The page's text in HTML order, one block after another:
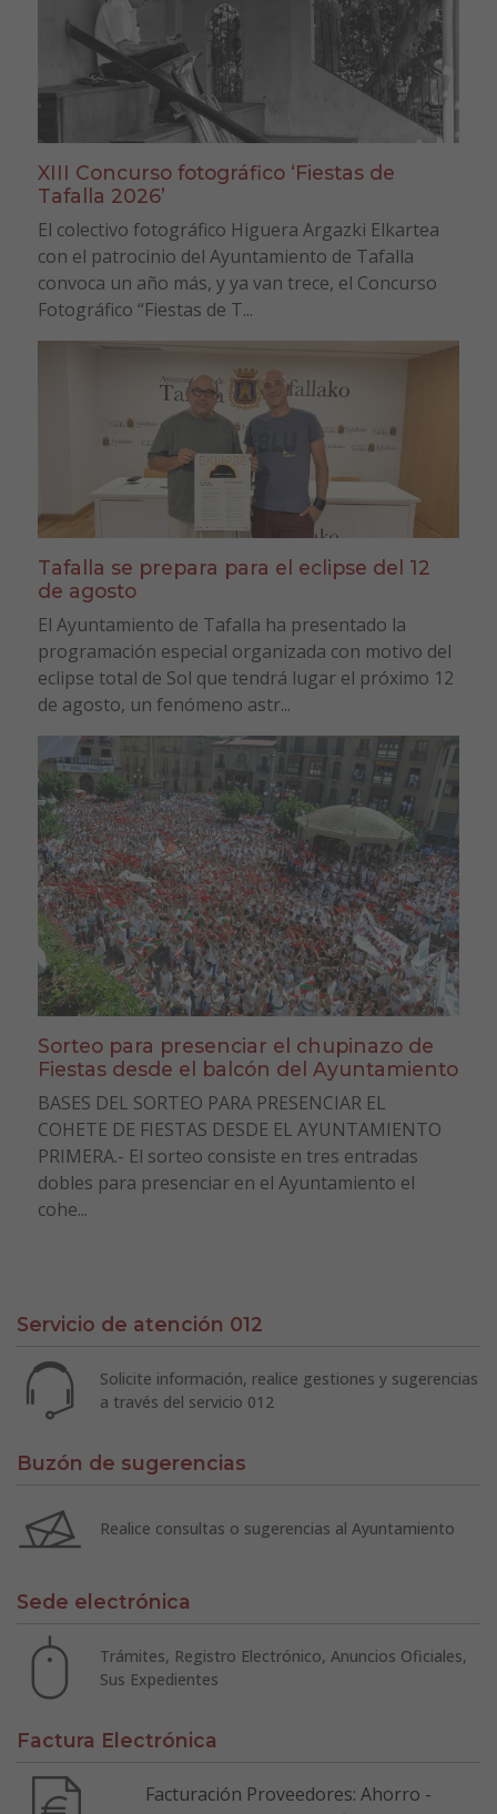
XIII Concurso fotográfico ‘Fiestas de
Tafalla 2026’
El colectivo fotográfico Higuera Argazki Elkartea
con el patrocinio del Ayuntamiento de Tafalla
convoca un año más, y ya van trece, el Concurso
Fotográfico “Fiestas de T...
Tafalla se prepara para el eclipse del 12
de agosto
El Ayuntamiento de Tafalla ha presentado la
programación especial organizada con motivo del
eclipse total de Sol que tendrá lugar el próximo 12
de agosto, un fenómeno astr...
Sorteo para presenciar el chupinazo de
Fiestas desde el balcón del Ayuntamiento
BASES DEL SORTEO PARA PRESENCIAR EL
COHETE DE FIESTAS DESDE EL AYUNTAMIENTO
PRIMERA.- El sorteo consiste en tres entradas
dobles para presenciar en el Ayuntamiento el
cohe...
Servicio de atención 012
Solicite información, realice gestiones y sugerencias
a través del servicio 012
Buzón de sugerencias
Realice consultas o sugerencias al Ayuntamiento
Sede electrónica
Trámites, Registro Electrónico, Anuncios Oficiales,
Sus Expedientes
Factura Electrónica
Facturación Proveedores: Ahorro -